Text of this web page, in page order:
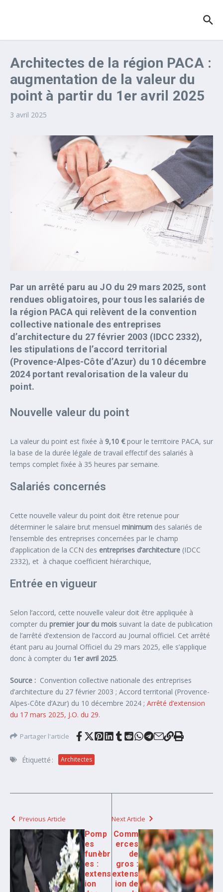
Architectes de la région PACA :
augmentation de la valeur du
point à partir du 1er avril 2025
3 avril 2025
Par un arrêté paru au JO du 29 mars 2025, sont
rendues obligatoires, pour tous les salariés de
la région PACA qui relèvent de la convention
collective nationale des entreprises
d’architecture du 27 février 2003 (IDCC 2332),
les stipulations de l’accord territorial
(Provence-Alpes-Côte d’Azur) du 10 décembre
2024 portant revalorisation de la valeur du
point.
Nouvelle valeur du point
La valeur du point est fixée à 9,10 €pour le territoire PACA, sur
la base de la durée légale de travail effectif des salariés à
temps complet fixée à 35 heures par semaine.
Salariés concernés
Cette nouvelle valeur du point doit être retenue pour
déterminer le salaire brut mensuel minimum des salariés de
l’ensemble des entreprises concernées par le champ
d’application de la CCN des entreprises d’architecture (IDCC
2332), et à chaque coefficient hiérarchique,
Entrée en vigueur
Selon l’accord, cette nouvelle valeur doit être appliquée à
compter du premier jour du mois suivant la date de publication
de l’arrêté d’extension de l’accord au Journal officiel. Cet arrêté
étant paru au Journal Officiel du 29 mars 2025, elle s’applique
donc à compter du 1er avril 2025.
Source : Convention collective nationale des entreprises
d’architecture du 27 février 2003 ; Accord territorial (Provence-
Alpes-Côte d’Azur) du 10 décembre 2024 ; Arrêté d’extension
du 17 mars 2025, J.O. du 29.
Partager l'article
Étiquetté : Architectes
Previous Article
Pomp
es
funèbr
es :
extens
ion
Next Article
Comm
erces
de
gros :
extens
ion de